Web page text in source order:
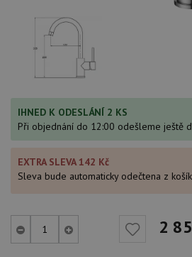
IHNED K ODESLÁNÍ 2 KS
Při objednání do 12:00 odešleme ještě
EXTRA SLEVA 142 Kč
Sleva bude automaticky odečtena z
2